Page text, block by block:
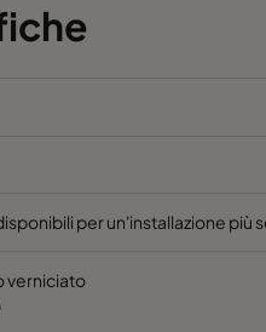
per un'installazione più
verniciato